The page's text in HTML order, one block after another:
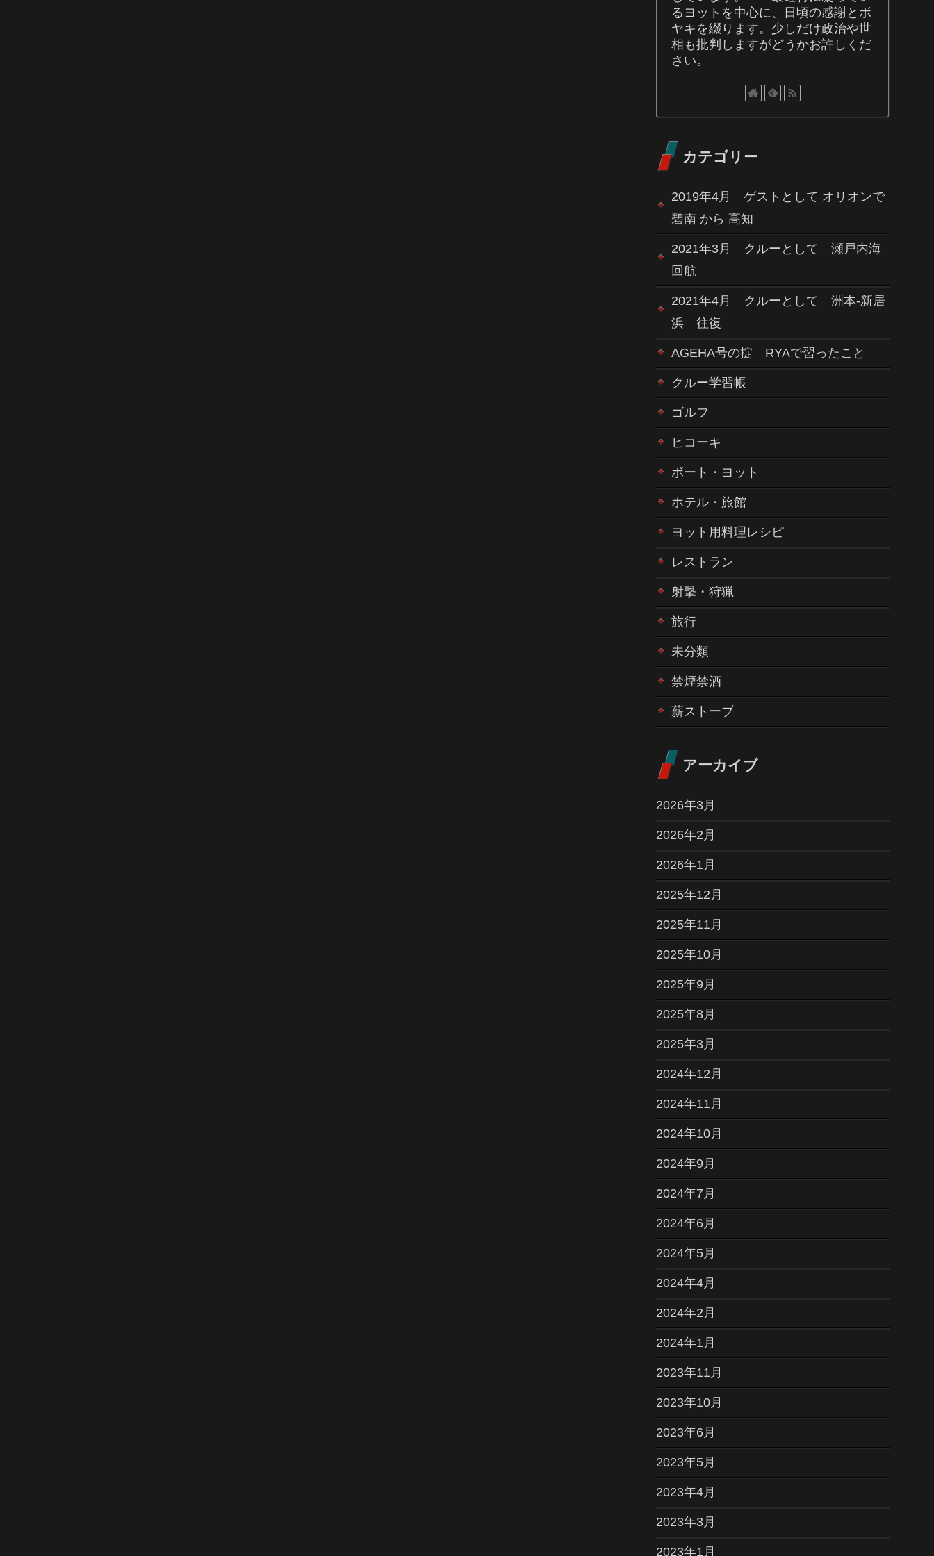
るヨットを中心に、日頃の感謝とボ
ヤキを綴ります。少しだけ政治や世
相も批判しますがどうかお許しくだ
さい。
カテゴリー
2019年4月 ゲストとして オリオンで
碧南 から 高知
2021年3月 クルーとして 瀬戸内海
回航
2021年4月 クルーとして 洲本-新居
浜 往復
AGEHA号の掟 RYAで習ったこと
クルー学習帳
ゴルフ
ヒコーキ
ボート・ヨット
ホテル・旅館
ヨット用料理レシピ
レストラン
射撃・狩猟
旅行
未分類
禁煙禁酒
薪ストーブ
アーカイブ
2026年3月
2026年2月
2026年1月
2025年12月
2025年11月
2025年10月
2025年9月
2025年8月
2025年3月
2024年12月
2024年11月
2024年10月
2024年9月
2024年7月
2024年6月
2024年5月
2024年4月
2024年2月
2024年1月
2023年11月
2023年10月
2023年6月
2023年5月
2023年4月
2023年3月
2023年1月